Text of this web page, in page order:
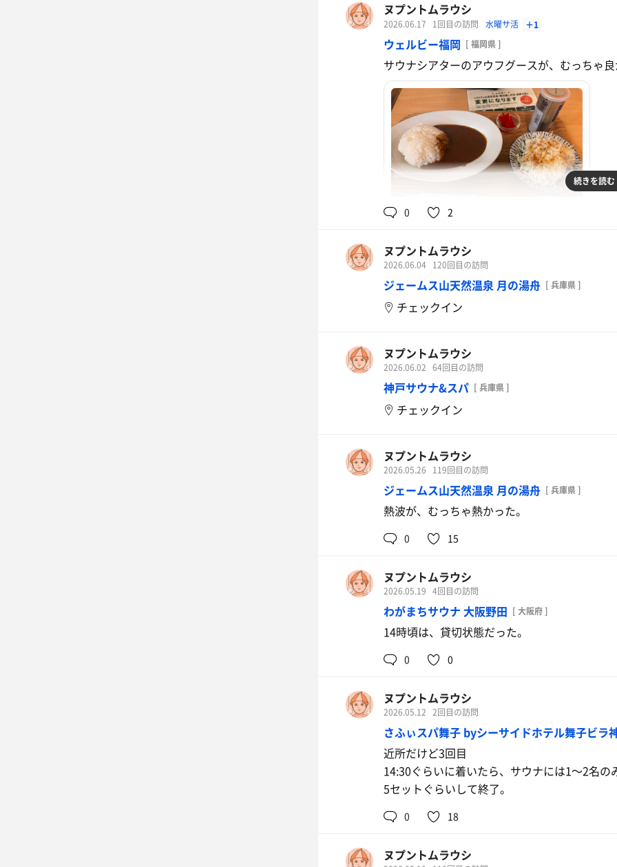
ヌプントムラウシ
2026.06.17 1回目の訪問 水曜サ活 ＋1
ウェルビー福岡 [ 福岡県 ]
サウナシアターのアウフグースが、むっちゃ
ウェルビーカレー
美味い
イオンウォーター
続きを読む
0 2
ヌプントムラウシ
2026.06.04 120回目の訪問
ジェームス山天然温泉 月の湯舟 [ 兵庫県 ]
チェックイン
ヌプントムラウシ
2026.06.02 64回目の訪問
神戸サウナ&スパ [ 兵庫県 ]
チェックイン
ヌプントムラウシ
2026.05.26 119回目の訪問
ジェームス山天然温泉 月の湯舟 [ 兵庫県 ]
熱波が、むっちゃ熱かった。
0 15
ヌプントムラウシ
2026.05.19 4回目の訪問
わがまちサウナ 大阪野田 [ 大阪府 ]
14時頃は、貸切状態だった。
0 0
ヌプントムラウシ
2026.05.12 2回目の訪問
さふぃスパ舞子 byシーサイドホテル舞子ビラ
近所だけど3回目
14:30ぐらいに着いたら、サウナには1〜2名の
5セットぐらいして終了。
0 18
ヌプントムラウシ